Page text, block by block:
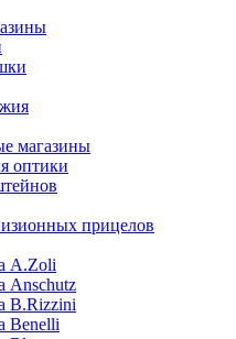
магазины
оптики
прицелов
A.Zoli
Anschutz
B.Rizzini
Benelli